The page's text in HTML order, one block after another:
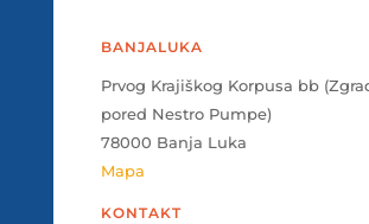
BANJALUKA
Prvog Krajiškog Korpusa bb
pored Nestro Pumpe)
78000 Banja Luka
Mapa
KONTAKT